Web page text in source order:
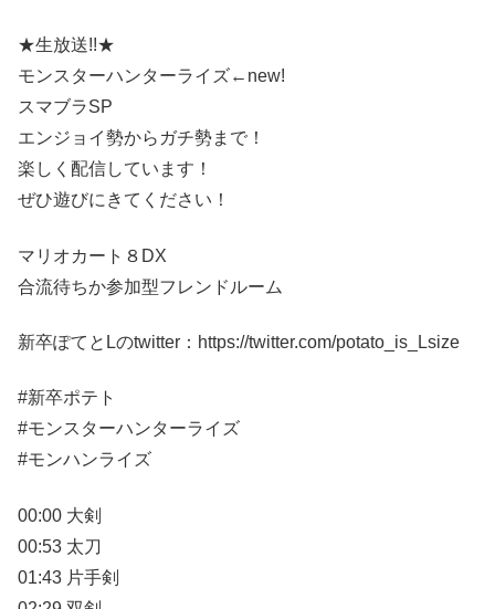
★生放送!!★
モンスターハンターライズ←new!
スマブラSP
エンジョイ勢からガチ勢まで！
楽しく配信しています！
ぜひ遊びにきてください！
マリオカート８DX
合流待ちか参加型フレンドルーム
新卒ぽてとLのtwitter：https://twitter.com/potato_is_Lsize
#新卒ポテト
#モンスターハンターライズ
#モンハンライズ
00:00 大剣
00:53 太刀
01:43 片手剣